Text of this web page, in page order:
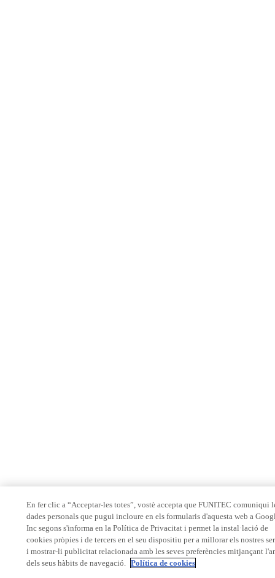
En fer clic a “Acceptar-les totes”, vostè accepta que FUNITEC comuniqui
dades personals que pugui incloure en els formularis d'aquesta web a
Inc segons s'informa en la Política de Privacitat i permet la instal·lació de
cookies pròpies i de tercers en el seu dispositiu per a millorar els nostres
i mostrar-li publicitat relacionada amb les seves preferències mitjançant
dels seus hàbits de navegació. Política de cookies